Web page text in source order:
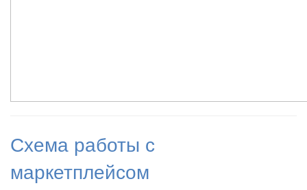
Схема работы с
маркетплейсом